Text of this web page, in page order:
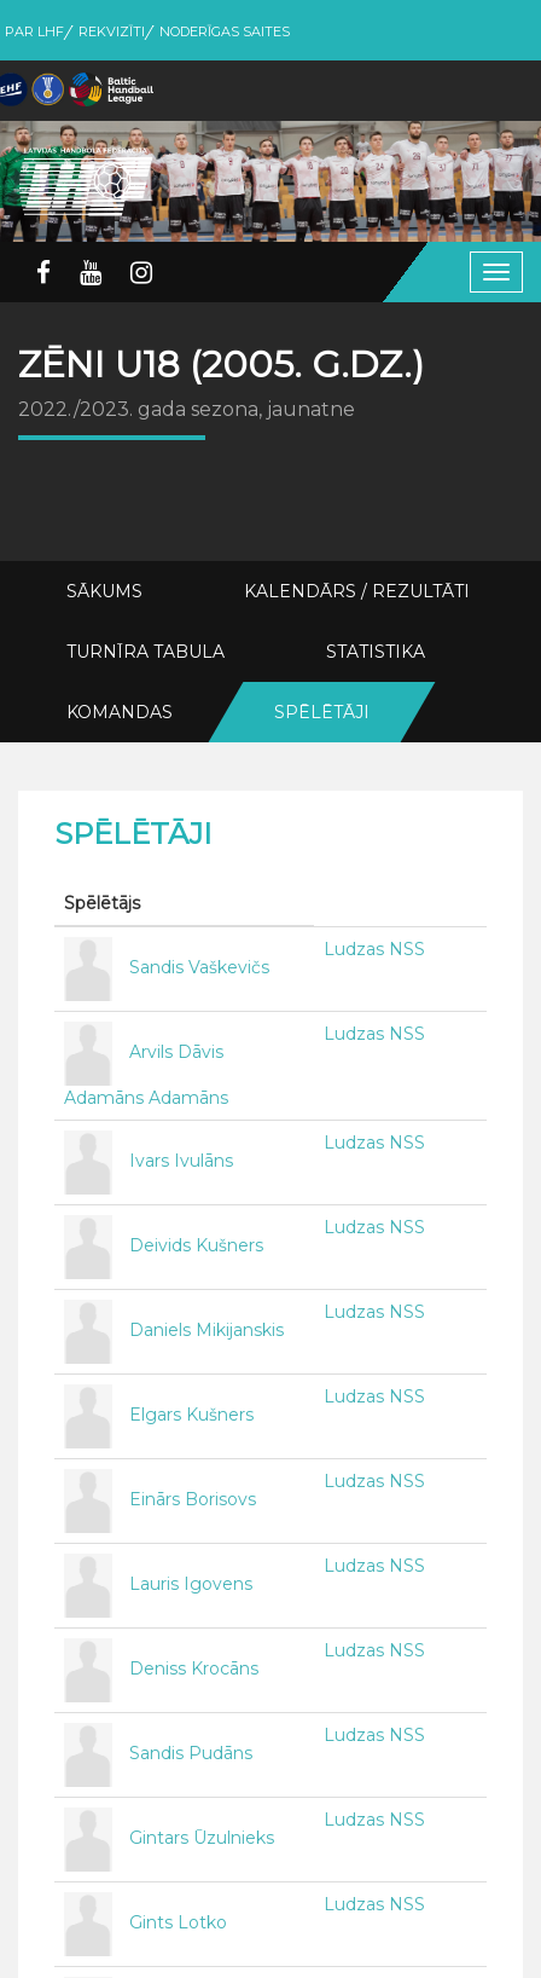
PAR LHF REKVIZĪTI NODERĪGAS SAITES
ZĒNI U18 (2005. G.DZ.)
2022./2023. gada sezona, jaunatne
SĀKUMS KALENDĀRS / REZULTĀTI
TURNĪRA TABULA STATISTIKA
KOMANDAS SPĒLĒTĀJI
SPĒLĒTĀJI
Spēlētājs
Sandis Vaškevičs
Ludzas NSS
Arvils Dāvis
Adamāns Adamāns
Ludzas NSS
Ivars Ivulāns
Ludzas NSS
Deivids Kušners
Ludzas NSS
Daniels Mikijanskis
Ludzas NSS
Elgars Kušners
Ludzas NSS
Einārs Borisovs
Ludzas NSS
Lauris Igovens
Ludzas NSS
Deniss Krocāns
Ludzas NSS
Sandis Pudāns
Ludzas NSS
Gintars Ūzulnieks
Ludzas NSS
Gints Lotko
Ludzas NSS